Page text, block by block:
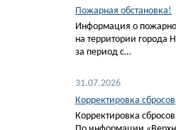
Пожарная обстановка!
Информация о
на территории города
за период с…
31.07.2026
Корректировка сбросов
Корректировка сбросов